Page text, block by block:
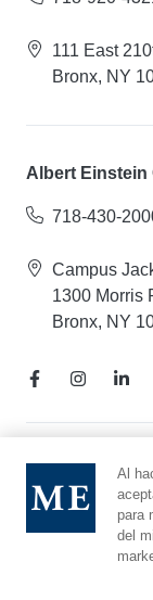
111 East
Bronx, NY
Albert Einstein
718-430-
Campus
1300 Morris
Bronx, NY
Aviso de
Línea directa de
Denunciar
Preferencias de
Al
para
del